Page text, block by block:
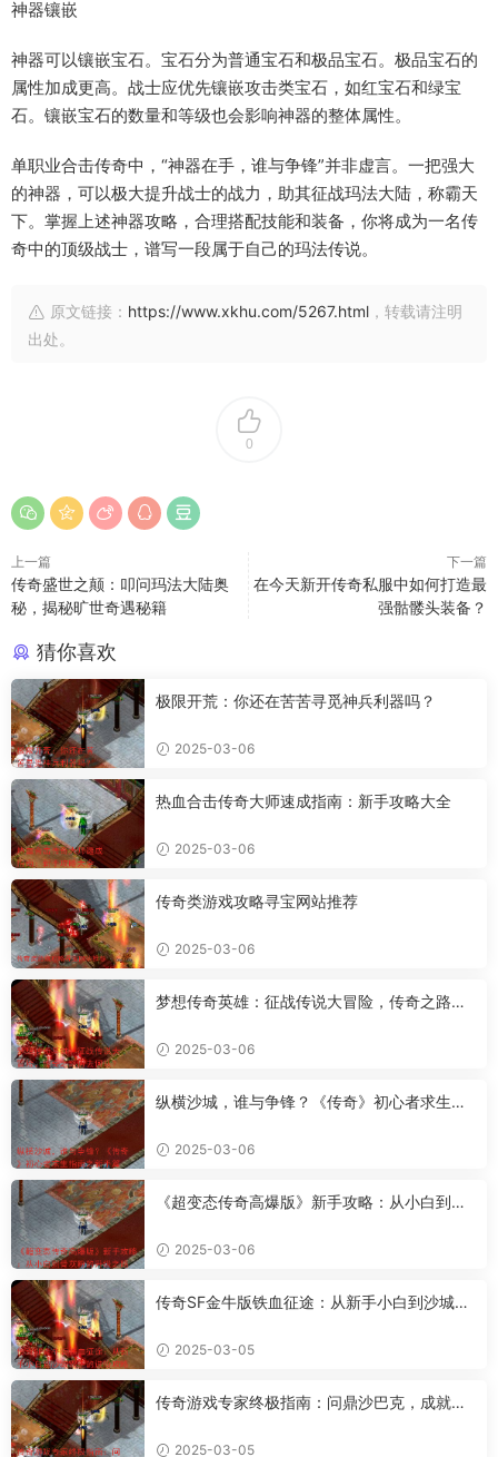
神器镶嵌
神器可以镶嵌宝石。宝石分为普通宝石和极品宝石。极品宝石的
属性加成更高。战士应优先镶嵌攻击类宝石，如红宝石和绿宝
石。镶嵌宝石的数量和等级也会影响神器的整体属性。
单职业合击传奇中，“神器在手，谁与争锋”并非虚言。一把强大
的神器，可以极大提升战士的战力，助其征战玛法大陆，称霸天
下。掌握上述神器攻略，合理搭配技能和装备，你将成为一名传
奇中的顶级战士，谱写一段属于自己的玛法传说。
原文链接： https://www.xkhu.com/5267.html ，转载请注明
出处。
0
上一篇
传奇盛世之颠：叩问玛法大陆奥
秘，揭秘旷世奇遇秘籍
下一篇
在今天新开传奇私服中如何打造最
强骷髅头装备？
猜你喜欢
极限开荒：你还在苦苦寻觅神兵利器吗？
2025-03-06
热血合击传奇大师速成指南：新手攻略大全
2025-03-06
传奇类游戏攻略寻宝网站推荐
2025-03-06
梦想传奇英雄：征战传说大冒险，传奇之路何
2025-03-06
纵横沙城，谁与争锋？《传奇》初心者求生指
2025-03-06
《超变态传奇高爆版》新手攻略：从小白到骨
2025-03-06
传奇SF金牛版铁血征途：从新手小白到沙城霸
2025-03-05
传奇游戏专家终极指南：问鼎沙巴克，成就传
2025-03-05